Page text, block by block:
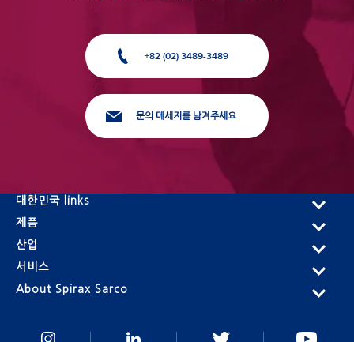
+82 (02) 3489-3489
문의 메세지를 남겨주세요
대한민국 links
제품
산업
서비스
About Spirax Sarco